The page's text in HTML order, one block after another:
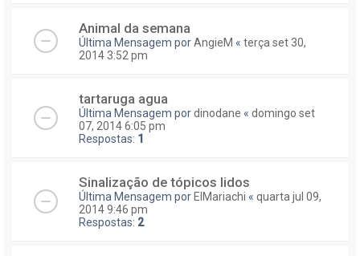
Animal da semana
Última Mensagem porAngieM « terça set 30,
2014 3:52 pm
tartaruga agua
Última Mensagem pordinodane « domingo set
07, 2014 6:05 pm
Respostas: 1
Sinalização de tópicos lidos
Última Mensagem por ElMariachi « quarta jul 09,
2014 9:46 pm
Respostas: 2